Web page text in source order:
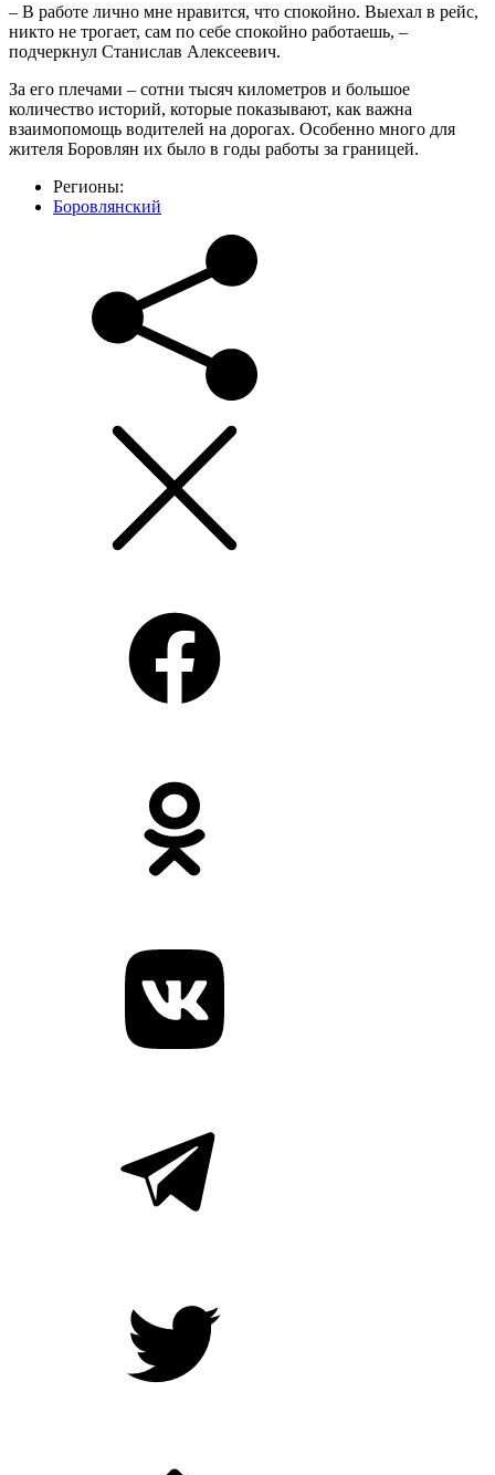
– В работе лично мне нравится, что спокойно. Выехал в рейс,
никто не трогает, сам по себе спокойно работаешь, –
подчеркнул Станислав Алексеевич.
За его плечами – сотни тысяч километров и большое
количество историй, которые показывают, как важна
взаимопомощь водителей на дорогах. Особенно много для
жителя Боровлян их было в годы работы за границей.
Регионы:
Боровлянский